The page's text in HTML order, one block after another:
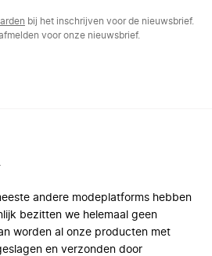
bij het inschrijven voor de nieuwsbrief.
voor onze nieuwsbrief.
andere modeplatforms hebben
bezitten we helemaal geen
worden al onze producten met
en verzonden door